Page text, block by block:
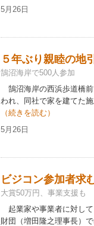
5月26日
５年ぶり親睦の地引
鵠沼海岸で500人参加
鵠沼海岸の西浜歩道橋
われ、同社で家を建てた
（続きを読む）
5月26日
ビジコン参加者求
大賞50万円、事業支援も
起業家や事業者に対し
財団（増田隆之理事長）